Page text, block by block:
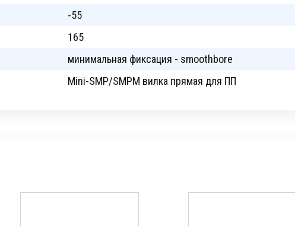
-55
165
минимальная фиксация - smoothbore
Mini-SMP/SMPM вилка прямая для ПП